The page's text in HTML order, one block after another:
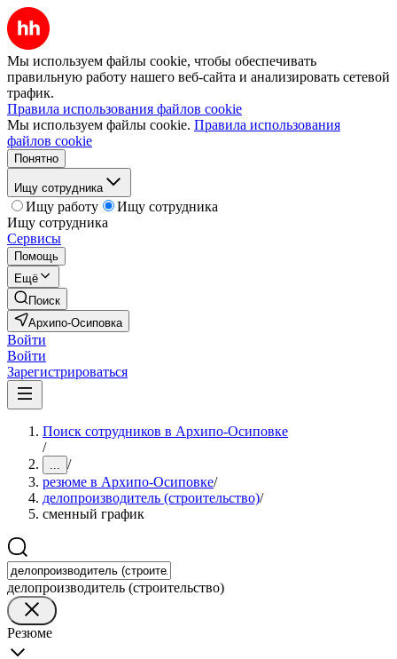
Мы используем файлы cookie, чтобы обеспечивать
правильную работу нашего веб-сайта и анализировать сетевой
трафик.
Правила использования файлов cookie
Мы используем файлы cookie. Правила использования
файлов cookie
Понятно
Ищу сотрудника
Ищу работу
Ищу сотрудника
Ищу сотрудника
Сервисы
Помощь
Ещё
Поиск
Архипо-Осиповка
Войти
Войти
Зарегистрироваться
Поиск сотрудников в Архипо-Осиповке
/
... /
резюме в Архипо-Осиповке/
делопроизводитель (строительство)/
сменный график
делопроизводитель (строительство)
Резюме